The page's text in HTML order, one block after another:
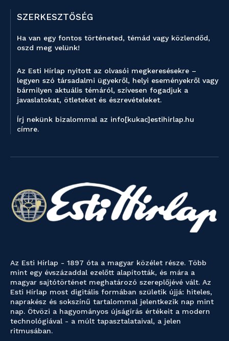
SZERKESZTŐSÉG
Ha van egy fontos történeted, témád vagy közlendőd,
oszd meg velünk!
Az Esti Hírlap nyitott az olvasói megkeresésekre –
legyen szó társadalmi ügyekről, helyi eseményekről vagy
bármilyen aktuális témáról, szívesen fogadjuk a
javaslatokat, ötleteket és észrevételeket.
Írj nekünk bizalommal az info[kukac]estihirlap.hu
címre.
Az Esti Hírlap - 1897 óta a magyar közélet része. Több
mint egy évszázaddal ezelőtt alapították, és mára a
magyar sajtótörténet meghatározó szereplőjévé vált. Az
Esti Hírlap most digitális formában születik újjá: hiteles,
naprakész és sokszínű tartalommal jelentkezik nap mint
nap. Ötvözi a hagyományos újságírás értékeit a modern
technológiával - a múlt tapasztalataival, a jelen
ritmusában.